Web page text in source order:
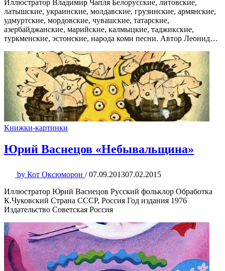
Иллюстратор Владимир Чапля Белорусские, литовские,
латышские, украинские, молдавские, грузинские, армянские,
удмуртские, мордовские, чувашские, татарские,
азербайджанские, марийские, калмыцкие, таджикские,
туркменские, эстонские, народа коми песни. Автор Леонид…
Книжки-картинки
Юрий Васнецов «Небывальщина»
by Кот Оксюморон / 07.09.201307.02.2015
Иллюстратор Юрий Васнецов Русский фольклор Обработка
К.Чуковский Страна СССР, Россия Год издания 1976
Издательство Советская Россия